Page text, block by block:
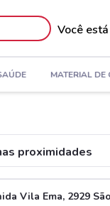
Você
MATERIAL DE
proximidades
Vila Ema, 2929